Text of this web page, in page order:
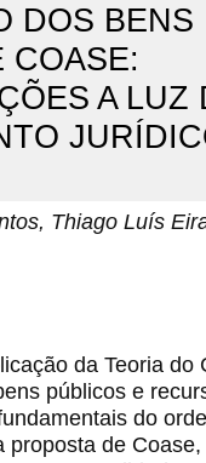
DOS
COASE:
A LUZ
Thiago Luís
da Teoria
públicos e
do
proposta de